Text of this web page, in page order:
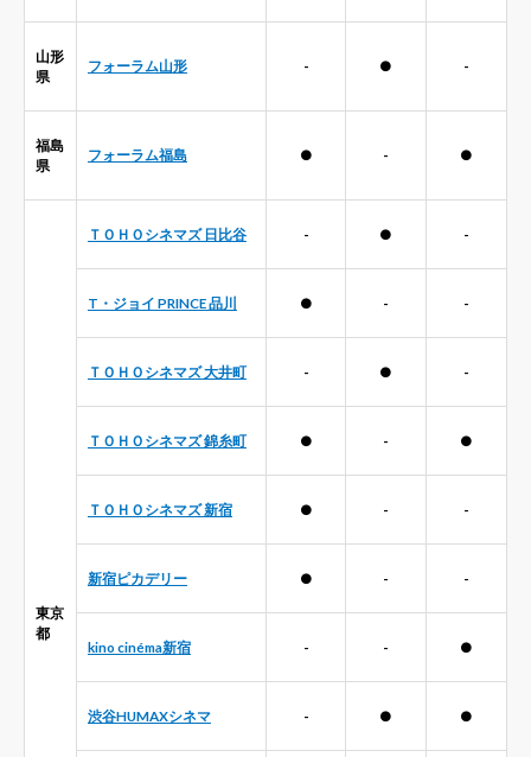
山形
県
フォーラム山形 - ● -
福島
県
フォーラム福島 ● - ●
東京
都
ＴＯＨＯシネマズ 日比谷 - ● -
T・ジョイ PRINCE 品川 ● - -
ＴＯＨＯシネマズ 大井町 - ● -
ＴＯＨＯシネマズ 錦糸町 ● - ●
ＴＯＨＯシネマズ 新宿 ● - -
新宿ピカデリー ● - -
kino cinéma新宿 - - ●
渋谷HUMAXシネマ - ● ●